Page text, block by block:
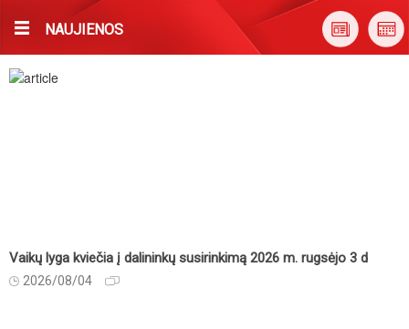
NAUJIENOS
Vaikų lyga kviečia į dalininkų susirinkimą 2026 m. rugsėjo 3 d
2026/08/04